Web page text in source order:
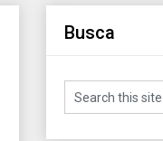
Busca